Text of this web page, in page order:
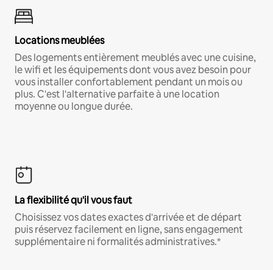
Locations meublées
Des logements entièrement meublés avec une cuisine,
le wifi et les équipements dont vous avez besoin pour
vous installer confortablement pendant un mois ou
plus. C'est l'alternative parfaite à une location
moyenne ou longue durée.
La flexibilité qu'il vous faut
Choisissez vos dates exactes d'arrivée et de départ
puis réservez facilement en ligne, sans engagement
supplémentaire ni formalités administratives.*